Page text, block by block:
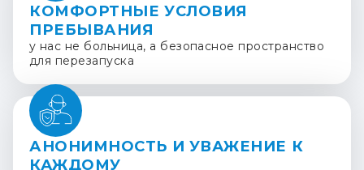
КОМФОРТНЫЕ УСЛОВИЯ
ПРЕБЫВАНИЯ
у нас не больница, а безопасное пространство
для перезапуска
АНОНИМНОСТЬ И УВАЖЕНИЕ К
КАЖДОМУ